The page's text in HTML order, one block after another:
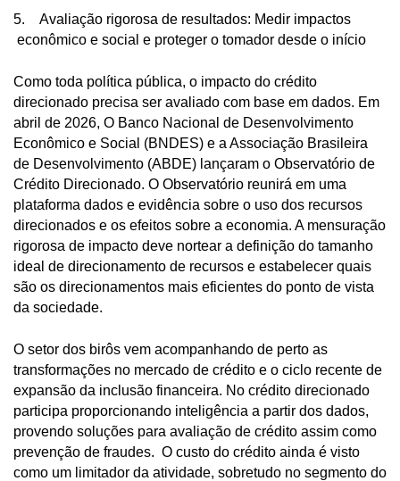
5. Avaliação rigorosa de resultados: Medir impactos
econômico e social e proteger o tomador desde o início
Como toda política pública, o impacto do crédito
direcionado precisa ser avaliado com base em dados. Em
abril de 2026, O Banco Nacional de Desenvolvimento
Econômico e Social (BNDES) e a Associação Brasileira
de Desenvolvimento (ABDE) lançaram o Observatório de
Crédito Direcionado. O Observatório reunirá em uma
plataforma dados e evidência sobre o uso dos recursos
direcionados e os efeitos sobre a economia. A mensuração
rigorosa de impacto deve nortear a definição do tamanho
ideal de direcionamento de recursos e estabelecer quais
são os direcionamentos mais eficientes do ponto de vista
da sociedade.
O setor dos birôs vem acompanhando de perto as
transformações no mercado de crédito e o ciclo recente de
expansão da inclusão financeira. No crédito direcionado
participa proporcionando inteligência a partir dos dados,
provendo soluções para avaliação de crédito assim como
prevenção de fraudes. O custo do crédito ainda é visto
como um limitador da atividade, sobretudo no segmento do